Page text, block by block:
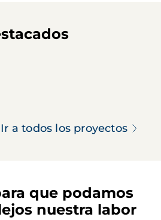
Ir a todos los proyectos
que podamos
nuestra labor